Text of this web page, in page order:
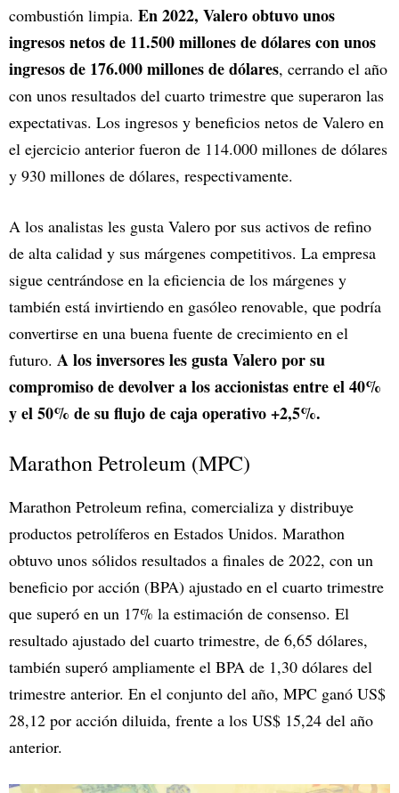
combustión limpia. En 2022, Valero obtuvo unos
ingresos netos de 11.500 millones de dólares con unos
ingresos de 176.000 millones de dólares, cerrando el año
con unos resultados del cuarto trimestre que superaron las
expectativas. Los ingresos y beneficios netos de Valero en
el ejercicio anterior fueron de 114.000 millones de dólares
y 930 millones de dólares, respectivamente.
A los analistas les gusta Valero por sus activos de refino
de alta calidad y sus márgenes competitivos. La empresa
sigue centrándose en la eficiencia de los márgenes y
también está invirtiendo en gasóleo renovable, que podría
convertirse en una buena fuente de crecimiento en el
futuro. A los inversores les gusta Valero por su
compromiso de devolver a los accionistas entre el 40%
y el 50% de su flujo de caja operativo +2,5%.
Marathon Petroleum (MPC)
Marathon Petroleum refina, comercializa y distribuye
productos petrolíferos en Estados Unidos. Marathon
obtuvo unos sólidos resultados a finales de 2022, con un
beneficio por acción (BPA) ajustado en el cuarto trimestre
que superó en un 17% la estimación de consenso. El
resultado ajustado del cuarto trimestre, de 6,65 dólares,
también superó ampliamente el BPA de 1,30 dólares del
trimestre anterior. En el conjunto del año, MPC ganó US$
28,12 por acción diluida, frente a los US$ 15,24 del año
anterior.